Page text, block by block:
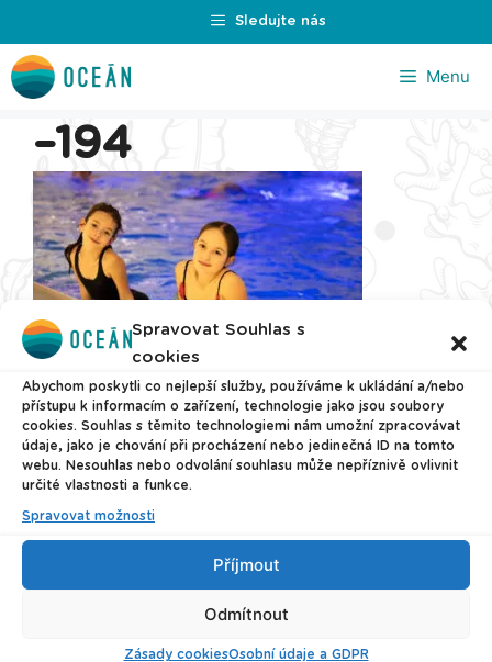
Spravovat Souhlas s
cookies
Abychom poskytli co nejlepší služby, používáme k ukládání a/nebo
přístupu k informacím o zařízení, technologie jako jsou soubory
cookies. Souhlas s těmito technologiemi nám umožní zpracovávat
údaje, jako je chování při procházení nebo jedinečná ID na tomto
webu. Nesouhlas nebo odvolání souhlasu může nepříznivě ovlivnit
určité vlastnosti a funkce.
Spravovat možnosti
Příjmout
Odmítnout
Zásady cookiesOsobní údaje a GDPR
na
obsah
Sledujte nás
Menu
–194
© 2026 Plavecké centrum Oceán
Nastavení cookies
Úklid bazénu